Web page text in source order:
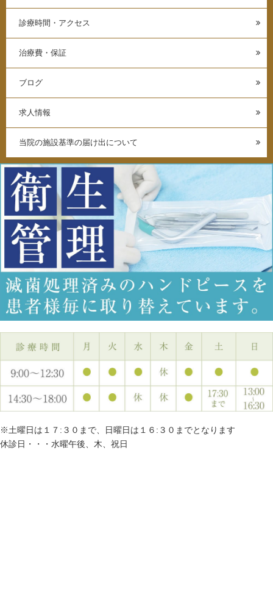
診療時間・アクセス
治療費・保証
ブログ
求人情報
当院の施設基準の届け出について
※土曜日は１７:３０まで、日曜日は１６:３０までとなります
休診日・・・水曜午後、木、祝日